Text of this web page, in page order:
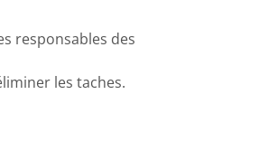
responsables des
les taches.